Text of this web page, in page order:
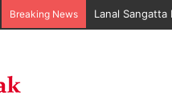
Breaking News Lanal Sangatta